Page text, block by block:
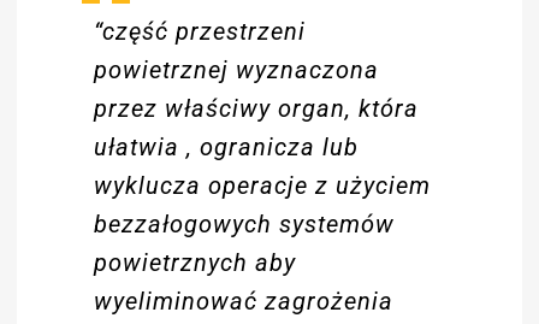
“część przestrzeni
powietrznej wyznaczona
przez właściwy organ, która
ułatwia , ogranicza lub
wyklucza operacje z użyciem
bezzałogowych systemów
powietrznych aby
wyeliminować zagrożenia